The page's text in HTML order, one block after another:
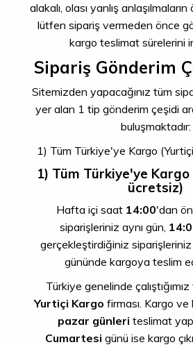
alakalı, olası yanlış
lütfen sipariş vermeden önce
kargo teslimat sürelerini
Sipariş Gönderim
Sitemizden yapacağınız tüm
yer alan 1 tip gönderim çeşidi
buluşmaktadır:
1) Tüm Türkiye'ye Kargo
1) Tüm Türkiye'ye
ücretsiz)
Hafta içi saat 14:00'dan
siparişleriniz aynı gün,
gerçekleştirdiğiniz
gününde kargoya teslim
Türkiye genelinde
Yurtiçi Kargo firması. Kargo ve
pazar günleri teslimat
Cumartesi günü ise kargo